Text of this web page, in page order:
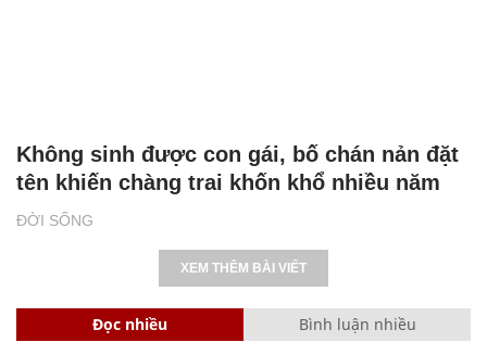
ĐỜI SỐNG
Không sinh được con gái, bố chán nản đặt
tên khiến chàng trai khốn khổ nhiều năm
XEM THÊM BÀI VIẾT
Đọc nhiều Bình luận nhiều